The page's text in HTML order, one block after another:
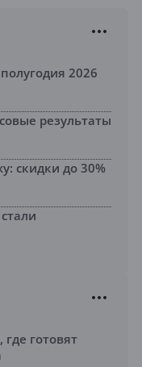
2026
результаты
скидки до 30%
готовят